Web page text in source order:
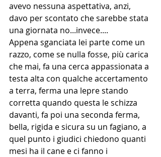
avevo nessuna aspettativa, anzi,
davo per scontato che sarebbe stata
una giornata no...invece....
Appena sganciata lei parte come un
razzo, come se nulla fosse, più carica
che mai, fa una cerca appassionata a
testa alta con qualche accertamento
a terra, ferma una lepre stando
corretta quando questa le schizza
davanti, fa poi una seconda ferma,
bella, rigida e sicura su un fagiano, a
quel punto i giudici chiedono quanti
mesi ha il cane e ci fanno i